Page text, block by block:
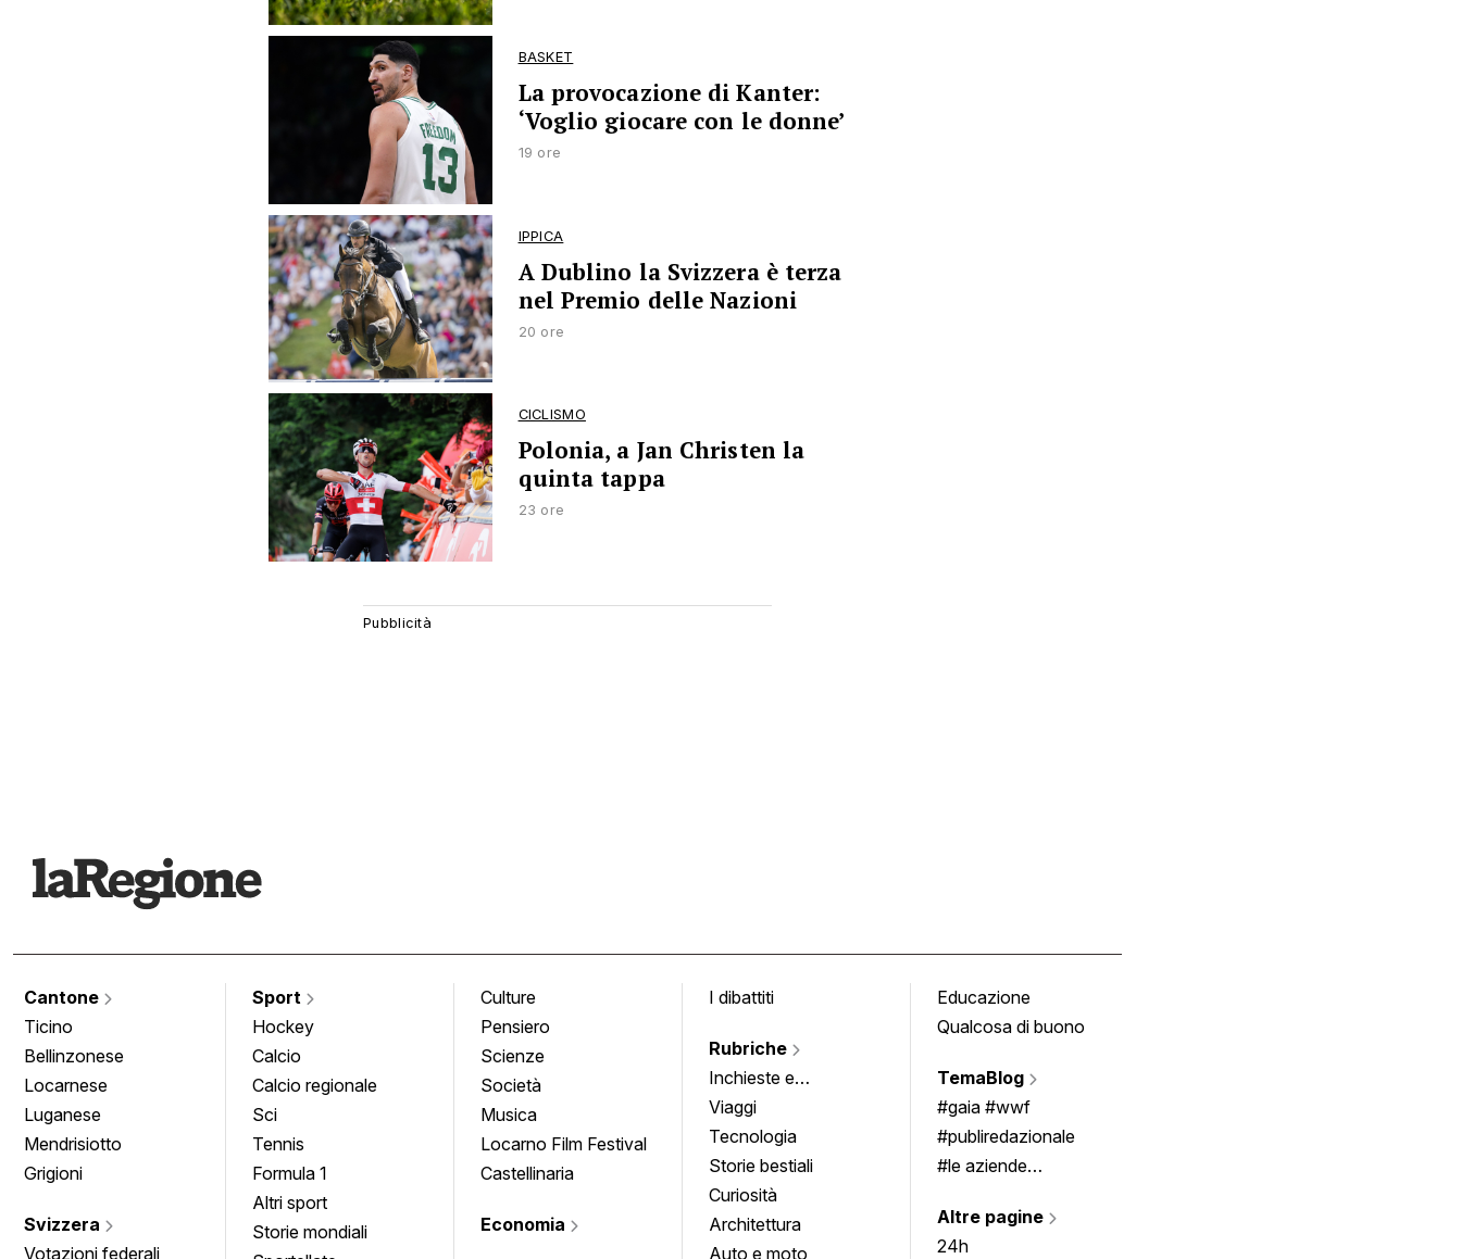
BASKET
La provocazione di Kanter:
‘Voglio giocare con le donne’
19 ore
IPPICA
A Dublino la Svizzera è terza
nel Premio delle Nazioni
20 ore
CICLISMO
Polonia, a Jan Christen la
quinta tappa
23 ore
Cantone
Ticino
Bellinzonese
Locarnese
Luganese
Mendrisiotto
Grigioni
Svizzera
Votazioni federali
Sport
Hockey
Calcio
Calcio regionale
Sci
Tennis
Formula 1
Altri sport
Storie mondiali
Culture
Pensiero
Scienze
Società
Musica
Locarno Film Festival
Castellinaria
Economia
I dibattiti
Rubriche
Inchieste e
approfondimenti
Viaggi
Tecnologia
Storie bestiali
Curiosità
Architettura
Auto e moto
Educazione
Qualcosa di buono
TemaBlog
#gaia #wwf
#publiredazionale
#le aziende
Altre pagine
24h